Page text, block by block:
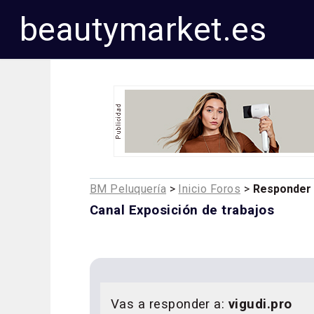
beautymarket.es
BM Peluquería > Inicio Foros > Responder
Canal Exposición de trabajos
Vas a responder a: vigudi.pro